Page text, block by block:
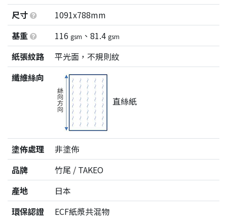
尺寸
1091x788mm
基重
116 gsm 、81.4 gsm
紙張紋路
平光面，不規則紋
纖維絲向
直絲紙
塗佈處理
非塗佈
品牌
竹尾 / TAKEO
產地
日本
環保認證
ECF紙漿共混物